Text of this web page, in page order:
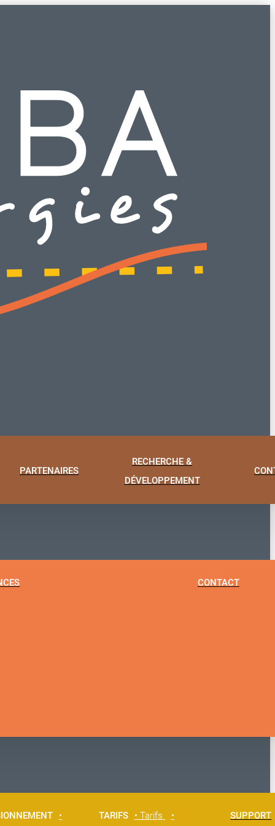
PARTENAIRES
RECHERCHE &
DÉVELOPPEMENT
CONTACT
•
TARIFS • Tarifs
•
SUPPORT